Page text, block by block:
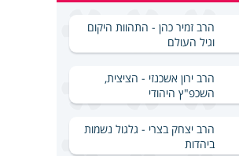
הרב זמיר כהן - התהוות היקום
וגיל העולם
הרב ירון אשכנזי - הציצית,
השכפ"ץ היהודי
הרב יצחק בצרי - גלגול נשמות
ביהדות